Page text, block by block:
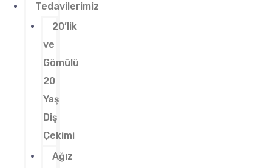
Tedavilerimiz
20’lik
ve
Gömülü
20
Yaş
Diş
Çekimi
Ağız